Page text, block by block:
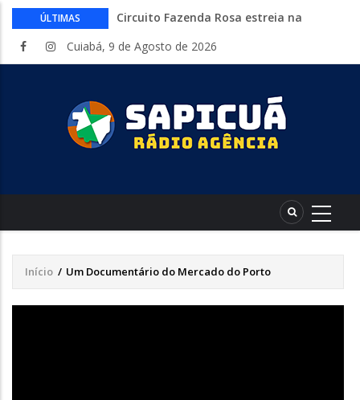
ÚLTIMAS
Circuito Fazenda Rosa estreia na
atividades do agronegócio
sexta-feira
Começa nesta sexta-feira em Cuiabá o
Mato Grosso AgroFestival, com rodeio e
crimes digitais contra menores
CAIXA e iFood facilitam financiamento
entregadores
Cuiabá, 9 de Agosto de 2026
Trilha
de
Início / Um Documentário do Mercado do Porto